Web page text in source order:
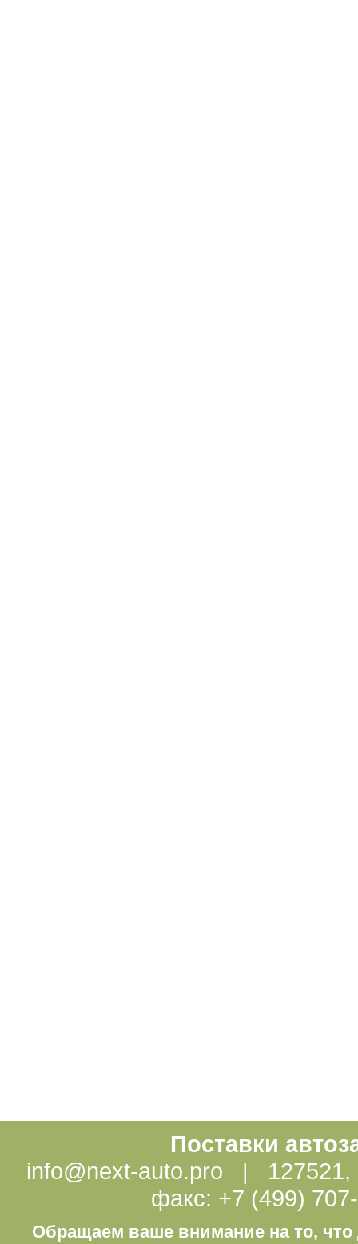
Поставки
info@next-auto.pro | 127521,
факс: +7 (499)
Обращаем ваше внимание на то,